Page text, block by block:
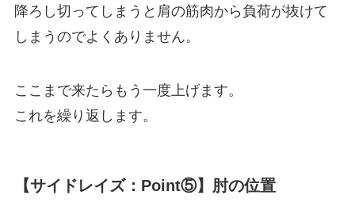
降ろし切ってしまうと肩の筋肉から負荷が抜けて
しまうのでよくありません。
ここまで来たらもう一度上げます。
これを繰り返します。
【サイドレイズ：Point⑤】肘の位置